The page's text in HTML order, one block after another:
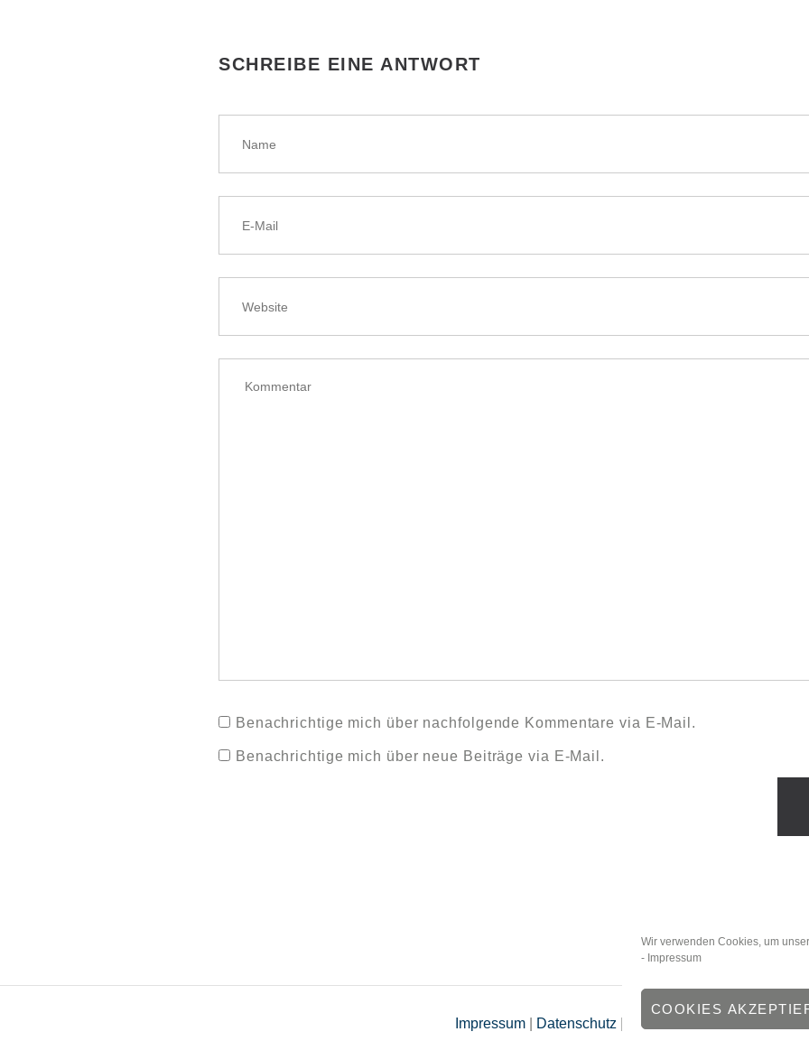
Wir verwenden Cookies, um
- Impressum
COOKIES
SCHREIBE EINE ANTWORT
Benachrichtige mich über nachfolgende Kommentare via E-Mail.
Benachrichtige mich über neue Beiträge via E-Mail.
Impressum Datenschutz Haftungsausschluss